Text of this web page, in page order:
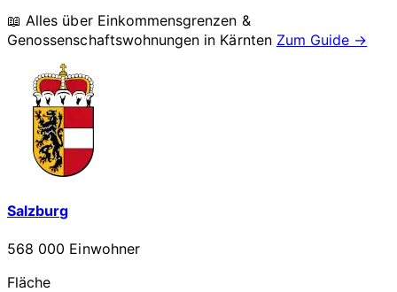
📖 Alles über Einkommensgrenzen &
Genossenschaftswohnungen in Kärnten Zum Guide →
Salzburg
568 000 Einwohner
Fläche